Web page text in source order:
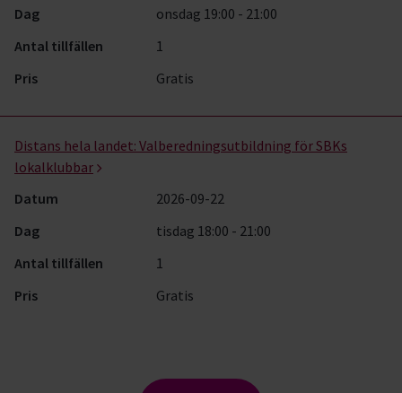
Dag
onsdag 19:00 - 21:00
Antal tillfällen
1
Pris
Gratis
Distans hela landet: Valberedningsutbildning för SBKs
lokalklubbar
Datum
2026-09-22
Dag
tisdag 18:00 - 21:00
Antal tillfällen
1
Pris
Gratis